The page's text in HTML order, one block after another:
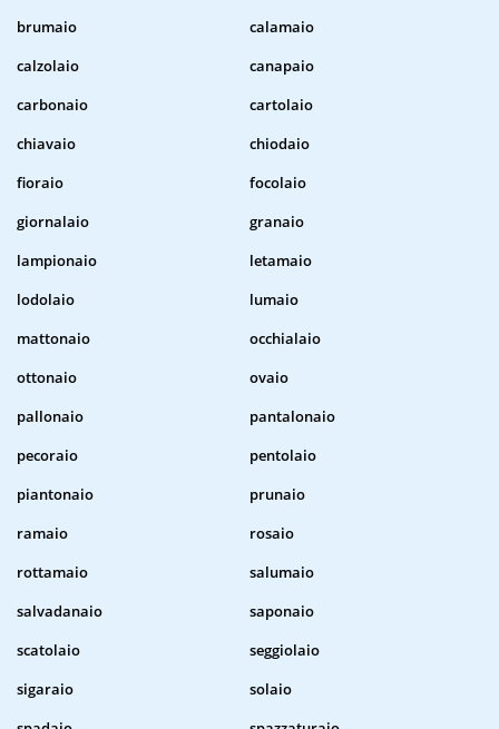
brumaio
calamaio
calzolaio
canapaio
carbonaio
cartolaio
chiavaio
chiodaio
fioraio
focolaio
giornalaio
granaio
lampionaio
letamaio
lodolaio
lumaio
mattonaio
occhialaio
ottonaio
ovaio
pallonaio
pantalonaio
pecoraio
pentolaio
piantonaio
prunaio
ramaio
rosaio
rottamaio
salumaio
salvadanaio
saponaio
scatolaio
seggiolaio
sigaraio
solaio